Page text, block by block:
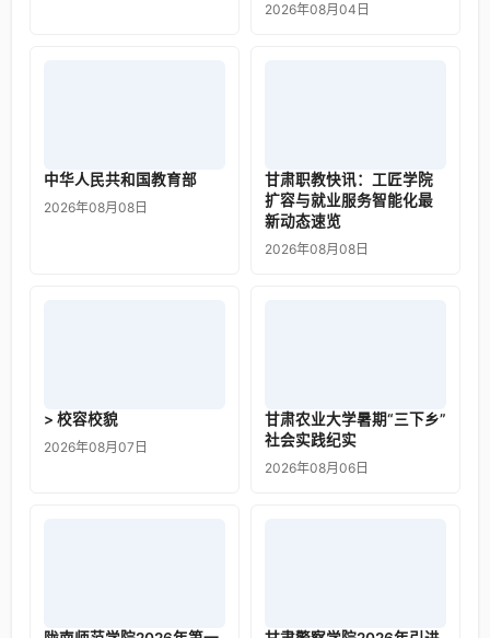
2026年08月04日
中华人民共和国教育部
2026年08月08日
甘肃职教快讯：工匠学院
扩容与就业服务智能化最
新动态速览
2026年08月08日
> 校容校貌
2026年08月07日
甘肃农业大学暑期“三下乡”
社会实践纪实
2026年08月06日